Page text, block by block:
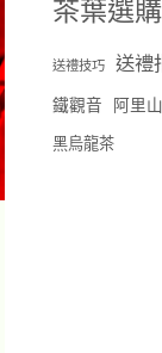
茶葉選購
送禮技巧 送禮
鐵觀音 阿里
黑烏龍茶